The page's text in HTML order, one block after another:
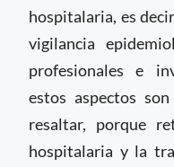
hospitalaria, es
vigilancia
profesionales e
estos aspectos
resaltar, porque
hospitalaria y la